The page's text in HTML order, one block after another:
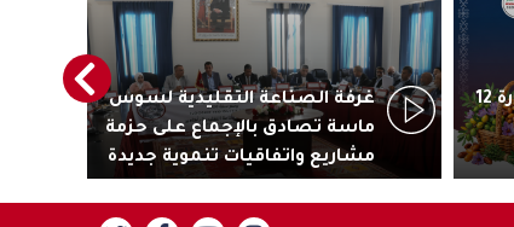
أكادير تستعد لاحتضان الدورة 12
غرفة الصناعة التقليدية لسوس
ماسة تصادق بالإجماع على حزمة
مشاريع واتفاقيات تنموية جديدة